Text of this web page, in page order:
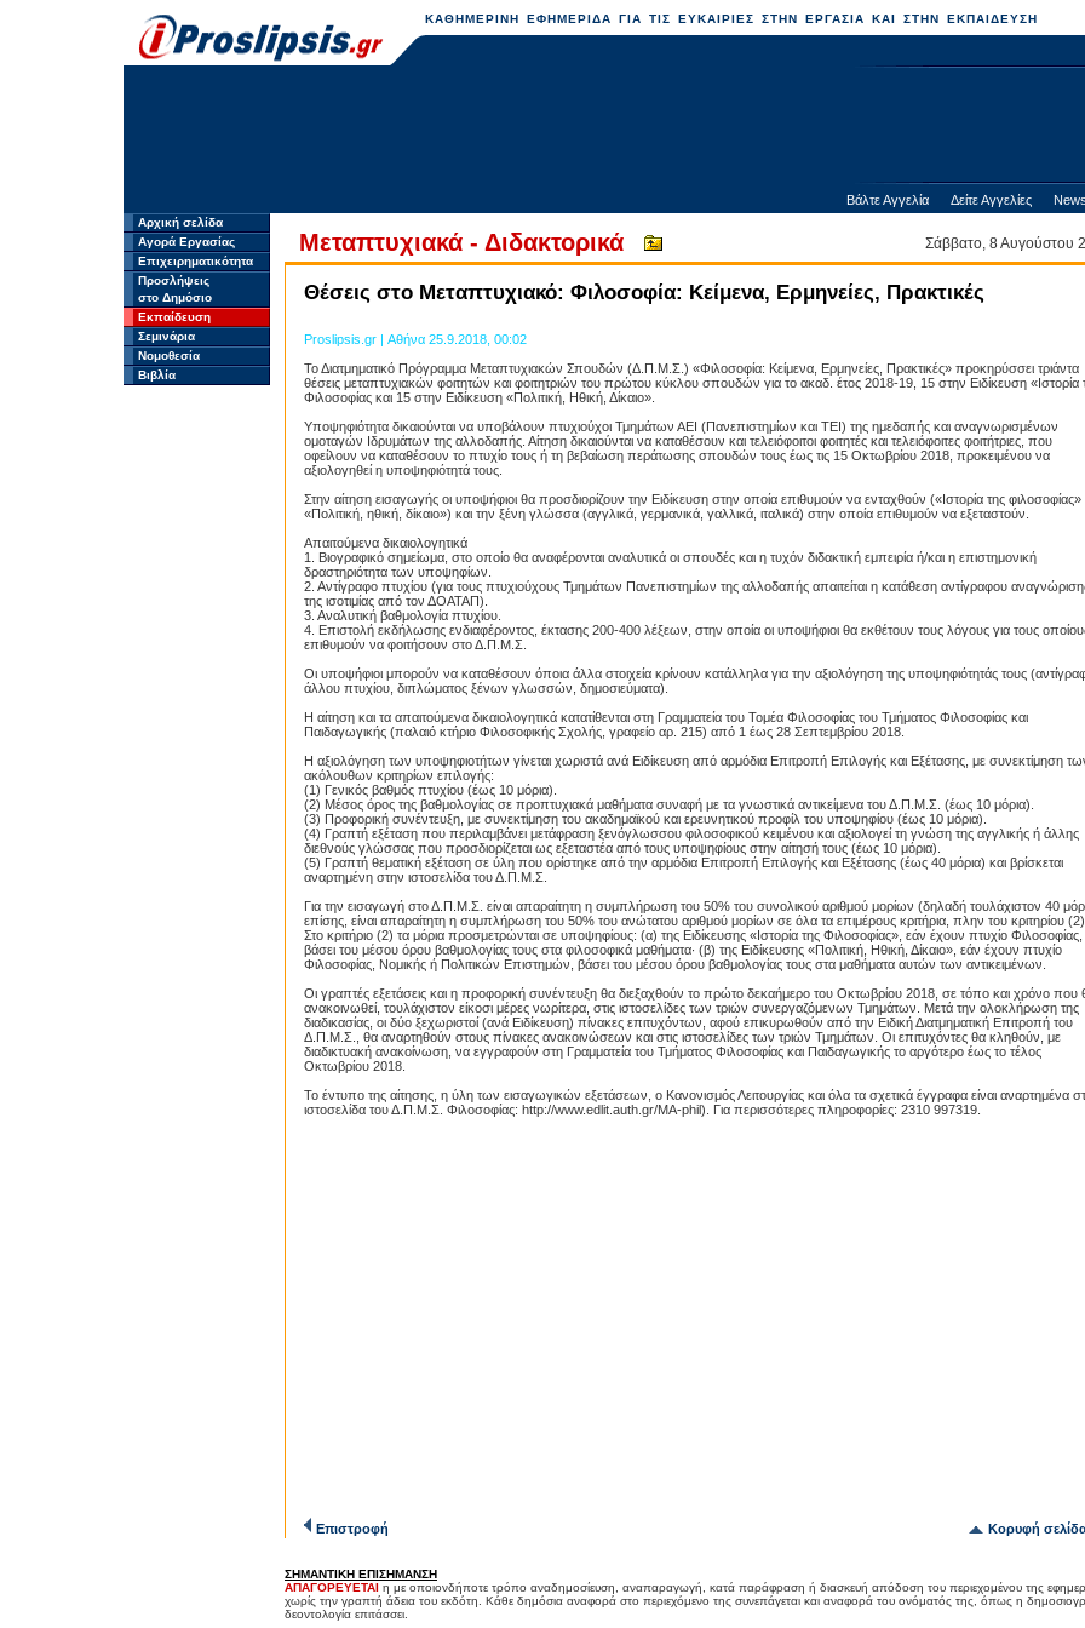
ΚΑΘΗΜΕΡΙΝΗ ΕΦΗΜΕΡΙΔΑ ΓΙΑ ΤΙΣ ΕΥΚΑΙΡΙΕΣ ΣΤΗΝ ΕΡΓΑΣΙΑ ΚΑΙ ΣΤΗΝ ΕΚΠΑΙΔΕΥΣΗ
Βάλτε Αγγελία Δείτε Αγγελίες
Αρχική σελίδα
Αγορά Εργασίας
Επιχειρηματικότητα
Προσλήψεις
στο Δημόσιο
Εκπαίδευση
Σεμινάρια
Νομοθεσία
Βιβλία
Μεταπτυχιακά - Διδακτορικά Σάββατο, 8 Αυγούστου
Θέσεις στο Μεταπτυχιακό: Φιλοσοφία: Κείμενα, Ερμηνείες, Πρακτικές
Proslipsis.gr | Αθήνα 25.9.2018, 00:02
Το Διατμηματικό Πρόγραμμα Μεταπτυχιακών Σπουδών (Δ.Π.Μ.Σ.) «Φιλοσοφία: Κείμενα, Ερμηνείες, Πρακτικές» προκηρύσσει τριάντα
θέσεις μεταπτυχιακών φοιτητών και φοιτητριών του πρώτου κύκλου σπουδών για το ακαδ. έτος 2018-19, 15 στην Ειδίκευση «Ιστορία
Φιλοσοφίας και 15 στην Ειδίκευση «Πολιτική, Ηθική, Δίκαιο».
Υποψηφιότητα δικαιούνται να υποβάλουν πτυχιούχοι Τμημάτων ΑΕΙ (Πανεπιστημίων και ΤΕΙ) της ημεδαπής και αναγνωρισμένων
ομοταγών Ιδρυμάτων της αλλοδαπής. Αίτηση δικαιούνται να καταθέσουν και τελειόφοιτοι φοιτητές και τελειόφοιτες φοιτήτριες, που
οφείλουν να καταθέσουν το πτυχίο τους ή τη βεβαίωση περάτωσης σπουδών τους έως τις 15 Οκτωβρίου 2018, προκειμένου να
αξιολογηθεί η υποψηφιότητά τους.
Στην αίτηση εισαγωγής οι υποψήφιοι θα προσδιορίζουν την Ειδίκευση στην οποία επιθυμούν να ενταχθούν («Ιστορία της φιλοσοφίας»
«Πολιτική, ηθική, δίκαιο») και την ξένη γλώσσα (αγγλικά, γερμανικά, γαλλικά, ιταλικά) στην οποία επιθυμούν να εξεταστούν.
Απαιτούμενα δικαιολογητικά
1. Βιογραφικό σημείωμα, στο οποίο θα αναφέρονται αναλυτικά οι σπουδές και η τυχόν διδακτική εμπειρία ή/και η επιστημονική
δραστηριότητα των υποψηφίων.
2. Αντίγραφο πτυχίου (για τους πτυχιούχους Τμημάτων Πανεπιστημίων της αλλοδαπής απαιτείται η κατάθεση αντίγραφου
της ισοτιμίας από τον ΔΟΑΤΑΠ).
3. Αναλυτική βαθμολογία πτυχίου.
4. Επιστολή εκδήλωσης ενδιαφέροντος, έκτασης 200-400 λέξεων, στην οποία οι υποψήφιοι θα εκθέτουν τους λόγους για τους
επιθυμούν να φοιτήσουν στο Δ.Π.Μ.Σ.
Οι υποψήφιοι μπορούν να καταθέσουν όποια άλλα στοιχεία κρίνουν κατάλληλα για την αξιολόγηση της υποψηφιότητάς τους
άλλου πτυχίου, διπλώματος ξένων γλωσσών, δημοσιεύματα).
Η αίτηση και τα απαιτούμενα δικαιολογητικά κατατίθενται στη Γραμματεία του Τομέα Φιλοσοφίας του Τμήματος Φιλοσοφίας και
Παιδαγωγικής (παλαιό κτήριο Φιλοσοφικής Σχολής, γραφείο αρ. 215) από 1 έως 28 Σεπτεμβρίου 2018.
Η αξιολόγηση των υποψηφιοτήτων γίνεται χωριστά ανά Ειδίκευση από αρμόδια Επιτροπή Επιλογής και Εξέτασης, με συνεκτίμηση
ακόλουθων κριτηρίων επιλογής:
(1) Γενικός βαθμός πτυχίου (έως 10 μόρια).
(2) Μέσος όρος της βαθμολογίας σε προπτυχιακά μαθήματα συναφή με τα γνωστικά αντικείμενα του Δ.Π.Μ.Σ. (έως 10 μόρια).
(3) Προφορική συνέντευξη, με συνεκτίμηση του ακαδημαϊκού και ερευνητικού προφίλ του υποψηφίου (έως 10 μόρια).
(4) Γραπτή εξέταση που περιλαμβάνει μετάφραση ξενόγλωσσου φιλοσοφικού κειμένου και αξιολογεί τη γνώση της αγγλικής ή άλλης
διεθνούς γλώσσας που προσδιορίζεται ως εξεταστέα από τους υποψηφίους στην αίτησή τους (έως 10 μόρια).
(5) Γραπτή θεματική εξέταση σε ύλη που ορίστηκε από την αρμόδια Επιτροπή Επιλογής και Εξέτασης (έως 40 μόρια) και βρίσκεται
αναρτημένη στην ιστοσελίδα του Δ.Π.Μ.Σ.
Για την εισαγωγή στο Δ.Π.Μ.Σ. είναι απαραίτητη η συμπλήρωση του 50% του συνολικού αριθμού μορίων (δηλαδή τουλάχιστον 40
επίσης, είναι απαραίτητη η συμπλήρωση του 50% του ανώτατου αριθμού μορίων σε όλα τα επιμέρους κριτήρια, πλην του κριτηρίου (2).
Στο κριτήριο (2) τα μόρια προσμετρώνται σε υποψηφίους: (α) της Ειδίκευσης «Ιστορία της Φιλοσοφίας», εάν έχουν πτυχίο Φιλοσοφίας,
βάσει του μέσου όρου βαθμολογίας τους στα φιλοσοφικά μαθήματα· (β) της Ειδίκευσης «Πολιτική, Ηθική, Δίκαιο», εάν έχουν πτυχίο
Φιλοσοφίας, Νομικής ή Πολιτικών Επιστημών, βάσει του μέσου όρου βαθμολογίας τους στα μαθήματα αυτών των αντικειμένων.
Οι γραπτές εξετάσεις και η προφορική συνέντευξη θα διεξαχθούν το πρώτο δεκαήμερο του Οκτωβρίου 2018, σε τόπο και χρόνο που
ανακοινωθεί, τουλάχιστον είκοσι μέρες νωρίτερα, στις ιστοσελίδες των τριών συνεργαζόμενων Τμημάτων. Μετά την ολοκλήρωση της
διαδικασίας, οι δύο ξεχωριστοί (ανά Ειδίκευση) πίνακες επιτυχόντων, αφού επικυρωθούν από την Ειδική Διατμηματική Επιτροπή του
Δ.Π.Μ.Σ., θα αναρτηθούν στους πίνακες ανακοινώσεων και στις ιστοσελίδες των τριών Τμημάτων. Οι επιτυχόντες θα κληθούν, με
διαδικτυακή ανακοίνωση, να εγγραφούν στη Γραμματεία του Τμήματος Φιλοσοφίας και Παιδαγωγικής το αργότερο έως το τέλος
Οκτωβρίου 2018.
Το έντυπο της αίτησης, η ύλη των εισαγωγικών εξετάσεων, ο Κανονισμός Λειτουργίας και όλα τα σχετικά έγγραφα είναι αναρτημένα
ιστοσελίδα του Δ.Π.Μ.Σ. Φιλοσοφίας: http://www.edlit.auth.gr/MA-phil). Για περισσότερες πληροφορίες: 2310 997319.
Επιστροφή Κορυφή
ΣΗΜΑΝΤΙΚΗ ΕΠΙΣΗΜΑΝΣΗ
ΑΠΑΓΟΡΕΥΕΤΑΙ η με οποιονδήποτε τρόπο αναδημοσίευση, αναπαραγωγή, κατά παράφραση ή διασκευή απόδοση του περιεχομένου της
χωρίς την γραπτή άδεια του εκδότη. Κάθε δημόσια αναφορά στο περιεχόμενο της συνεπάγεται και αναφορά του ονόματός της, όπως η
δεοντολογία επιτάσσει.